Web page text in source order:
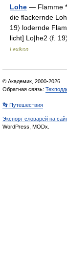
Lohe — Flamme
die flackernde
19〉 lodernde
licht] Lo|he2 〈f.
Lexikon
© Академик, 2000-2026
Обратная связь:
👣 Путешествия
Экспорт словарей на
WordPress, MODx.